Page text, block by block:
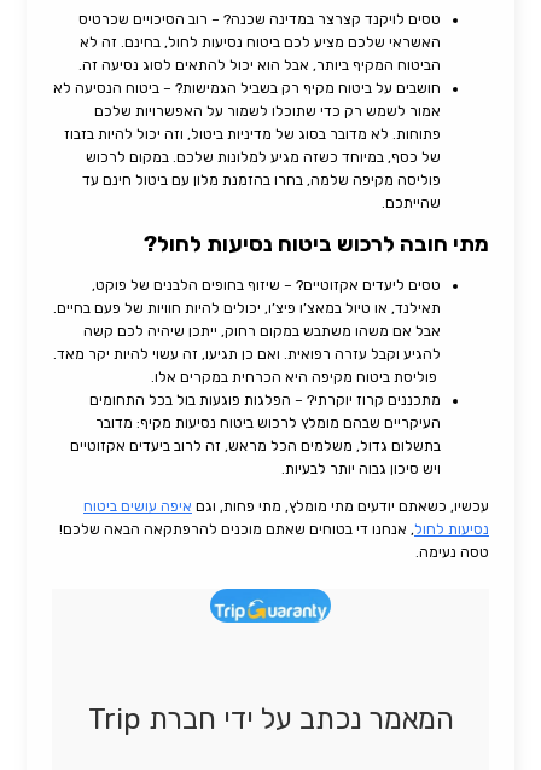
טסים לויקנד קצרצר במדינה שכנה? – רוב הסיכויים שכרטיס
האשראי שלכם מציע לכם ביטוח נסיעות לחול, בחינם. זה לא
הביטוח המקיף ביותר, אבל הוא יכול להתאים לסוג נסיעה זה.
חושבים על ביטוח מקיף רק בשביל הגמישות? – ביטוח הנסיעה לא
אמור לשמש רק כדי שתוכלו לשמור על האפשרויות שלכם
פתוחות. לא מדובר בסוג של מדיניות ביטול, וזה יכול להיות בזבוז
של כסף, במיוחד כשזה מגיע למלונות שלכם. במקום לרכוש
פוליסה מקיפה שלמה, בחרו בהזמנת מלון עם ביטול חינם עד
שהייתכם.
מתי חובה לרכוש ביטוח נסיעות לחול?
טסים ליעדים אקזוטיים? – שיזוף בחופים הלבנים של פוקט,
תאילנד, או טיול במאצ’ו פיצ’ו, יכולים להיות חוויות של פעם בחיים.
אבל אם משהו משתבש במקום רחוק, ייתכן שיהיה לכם קשה
להגיע וקבל עזרה רפואית. ואם כן תגיעו, זה עשוי להיות יקר מאד.
פוליסת ביטוח מקיפה היא הכרחית במקרים אלו.
מתכננים קרוז יוקרתי? – הפלגות פוגעות בול בכל התחומים
העיקריים שבהם מומלץ לרכוש ביטוח נסיעות מקיף: מדובר
בתשלום גדול, משלמים הכל מראש, זה לרוב ביעדים אקזוטיים
ויש סיכון גבוה יותר לבעיות.
עכשיו, כשאתם יודעים מתי מומלץ, מתי פחות, וגם איפה עושים ביטוח
נסיעות לחול, אנחנו די בטוחים שאתם מוכנים להרפתקאה הבאה שלכם!
טסה נעימה.
המאמר נכתב על ידי חברת Trip